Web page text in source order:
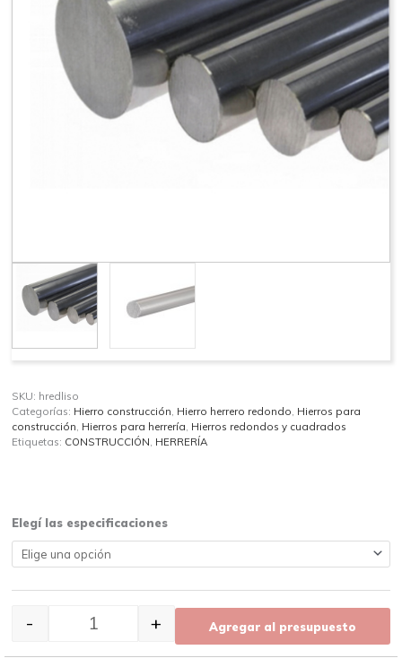
SKU: hredliso
Categorías: Hierro construcción Hierro herrero redondo Hierros para
construcción Hierros para herrería Hierros redondos y cuadrados
Etiquetas: CONSTRUCCIÓN HERRERÍA
Elegí las especificaciones
- + Agregar al presupuesto